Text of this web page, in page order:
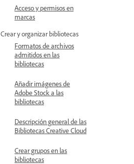
Acceso y permisos en
marcas
Crear y organizar bibliotecas
Formatos de archivos
admitidos en las
bibliotecas
Añadir imágenes de
Adobe Stock a las
bibliotecas
Descripción general de las
Bibliotecas Creative Cloud
Crear grupos en las
bibliotecas